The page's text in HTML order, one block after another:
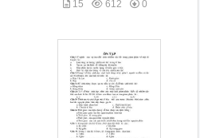
15 612 0